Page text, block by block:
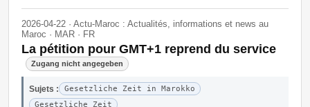
2026-04-22 · Actu-Maroc : Actualités, informations et news au
Maroc · MAR · FR
La pétition pour GMT+1 reprend du service
Zugang nicht angegeben
Sujets :
Gesetzliche Zeit in Marokko
Gesetzliche Zeit